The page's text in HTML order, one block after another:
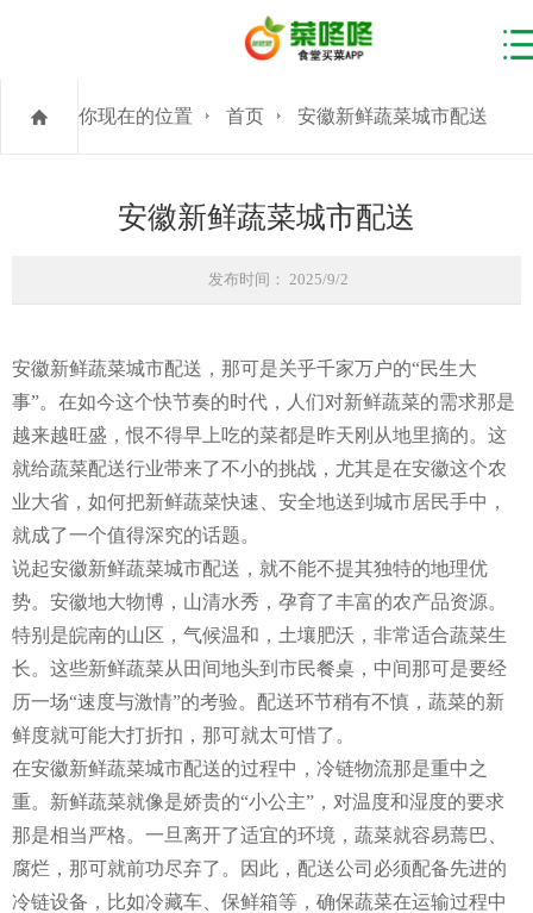
你现在的位置 首页 安徽新鲜蔬菜城市配送
安徽新鲜蔬菜城市配送
发布时间： 2025/9/2
安徽新鲜蔬菜城市配送，那可是关乎千家万户的“民生大
事”。在如今这个快节奏的时代，人们对新鲜蔬菜的需求那是
越来越旺盛，恨不得早上吃的菜都是昨天刚从地里摘的。这
就给蔬菜配送行业带来了不小的挑战，尤其是在安徽这个农
业大省，如何把新鲜蔬菜快速、安全地送到城市居民手中，
就成了一个值得深究的话题。
说起安徽新鲜蔬菜城市配送，就不能不提其独特的地理优
势。安徽地大物博，山清水秀，孕育了丰富的农产品资源。
特别是皖南的山区，气候温和，土壤肥沃，非常适合蔬菜生
长。这些新鲜蔬菜从田间地头到市民餐桌，中间那可是要经
历一场“速度与激情”的考验。配送环节稍有不慎，蔬菜的新
鲜度就可能大打折扣，那可就太可惜了。
在安徽新鲜蔬菜城市配送的过程中，冷链物流那是重中之
重。新鲜蔬菜就像是娇贵的“小公主”，对温度和湿度的要求
那是相当严格。一旦离开了适宜的环境，蔬菜就容易蔫巴、
腐烂，那可就前功尽弃了。因此，配送公司必须配备先进的
冷链设备，比如冷藏车、保鲜箱等，确保蔬菜在运输过程中